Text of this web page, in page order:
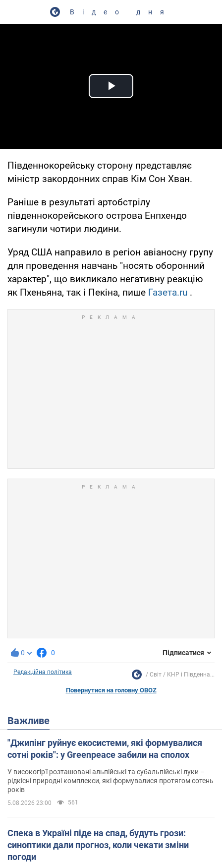
Відео дня
Play Video
Південнокорейську сторону представляє
міністр закордонних справ Кім Сон Хван.
Раніше в результаті артобстрілу
південнокорейського острова Енпхендо
загинули чотири людини.
Уряд США направило в регіон авіаносну групу
для проведення навчань "носять оборонний
характер", що викликало негативну реакцію
як Пхеньяна, так і Пекіна, пише Газета.ru .
0 0 Підписатися
Редакційна політика Світ КНР і Південна...
Повернутися на головну OBOZ
Важливе
"Джипінг руйнує екосистеми, які формувалися
сотні років": у Greenpeace забили на сполох
У високогір'ї розташовані альпійські та субальпійські луки –
рідкісні природні комплекси, які формувалися протягом сотень
років
5.08.2026 23:00 561
Спека в Україні піде на спад, будуть грози:
синоптики дали прогноз, коли чекати зміни
погоди